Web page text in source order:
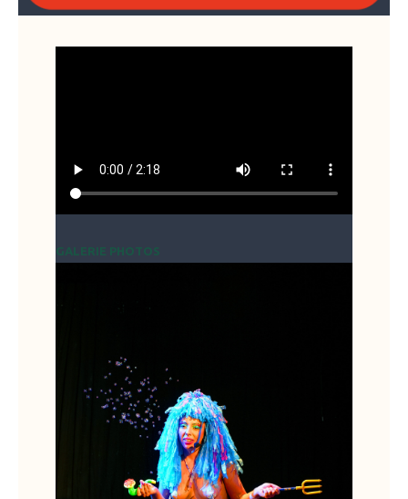
GALERIE PHOTOS